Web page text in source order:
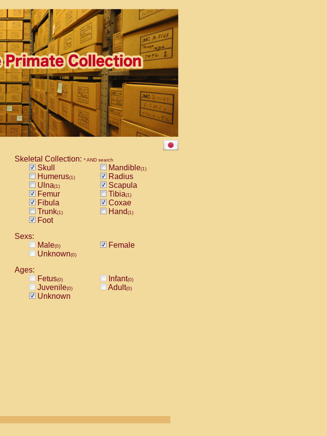
Skeletal Collection: * AND search
Skull Mandible(1)
Humerus(1)
Radius
Ulna(1)
Scapula
Femur
Tibia(1)
Fibula
Coxae
Trunk(1) Hand(1)
Foot
Sexs:
Male(0)
Female
Unknown(0)
Ages:
Fetus(0) Infant(0)
Juvenile(0) Adult(0)
Unknown